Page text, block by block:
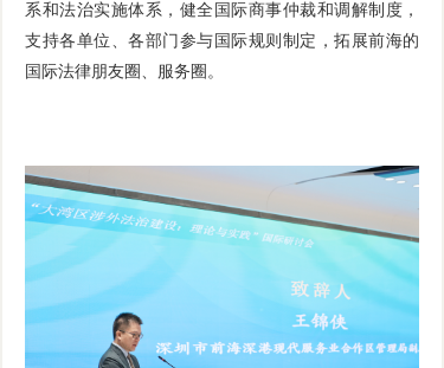
系和法治实施体系，健全国际商事仲裁和调解制度，
支持各单位、各部门参与国际规则制定，拓展前海的
国际法律朋友圈、服务圈。